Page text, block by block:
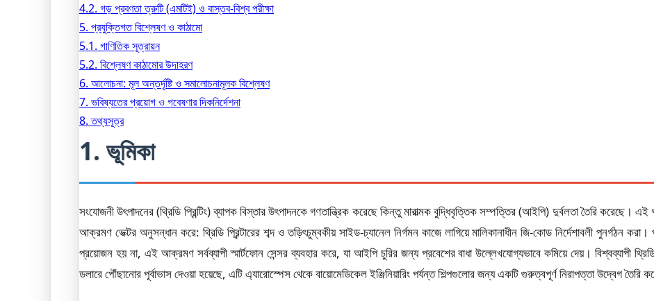
4.2. গড় প্রবণতা ত্রুটি (এমটিই) ও বাস্তব-বিশ্ব পরীক্ষা
5. প্রযুক্তিগত বিশ্লেষণ ও কাঠামো
5.1. গাণিতিক সূত্রায়ন
5.2. বিশ্লেষণ কাঠামোর উদাহরণ
6. আলোচনা: মূল অন্তর্দৃষ্টি ও সমালোচনামূলক বিশ্লেষণ
7. ভবিষ্যতের প্রয়োগ ও গবেষণার দিকনির্দেশনা
8. তথ্যসূত্র
1. ভূমিকা
সংযোজনী উৎপাদনের (থ্রিডি প্রিন্টিং) ব্যাপক বিস্তার উৎপাদনকে গণতান্ত্রিক করেছে কিন্তু মারাত্মক বুদ্ধিবৃত্তিক সম্পত্তির (আইপি) দুর্বলতা তৈরি করেছে।
আক্রমণ ভেক্টর অনুসন্ধান করে: থ্রিডি প্রিন্টারের শব্দ ও তড়িৎচুম্বকীয় সাইড-চ্যানেল নির্গমন কাজে লাগিয়ে মালিকানাধীন জি-কোড নির্দেশাবলী পুনর্গঠন
প্রয়োজন হয় না, এই আক্রমণ সর্বব্যাপী স্মার্টফোন সেন্সর ব্যবহার করে, যা আইপি চুরির জন্য প্রবেশের বাধা উল্লেখযোগ্যভাবে কমিয়ে দেয়। বিশ্বব্যাপী
ডলারে পৌঁছানোর পূর্বাভাস দেওয়া হয়েছে, এটি এ্যারোস্পেস থেকে বায়োমেডিকেল ইঞ্জিনিয়ারিং পর্যন্ত শিল্পগুলোর জন্য একটি গুরুত্বপূর্ণ নিরাপত্তা উদ্বেগ তৈরি